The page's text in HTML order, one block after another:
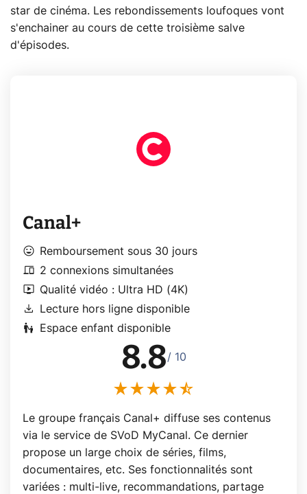
star de cinéma. Les rebondissements loufoques vont
s'enchainer au cours de cette troisième salve
d'épisodes.
Canal+
mood Remboursement sous 30 jours
devices 2 connexions simultanées
live_tv Qualité vidéo : Ultra HD (4K)
download Lecture hors ligne disponible
escalator_warning Espace enfant disponible
8.8/ 10
Le groupe français Canal+ diffuse ses contenus
via le service de SVoD MyCanal. Ce dernier
propose un large choix de séries, films,
documentaires, etc. Ses fonctionnalités sont
variées : multi-live, recommandations, partage